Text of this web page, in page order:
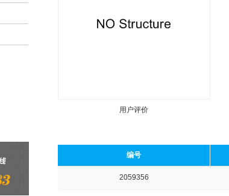
用户评价
编号
2059356